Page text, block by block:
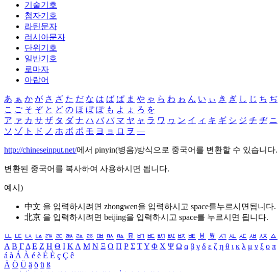
기술기호
첨자기호
라틴문자
러시아문자
단위기호
일반기호
로마자
아랍어
あ ぁ か が さ ざ た だ な は ば ぱ ま や ゃ ら わ ゎ ん い ぃ き ぎ し じ ち ぢ
こ ご そ ぞ と ど の ほ ぼ ぽ も よ ょ ろ を
ア ァ カ サ ザ タ ダ ナ ハ バ パ マ ヤ ャ ラ ワ ヮ ン イ ィ キ ギ シ ジ チ ヂ ニ
ソ ゾ ト ド ノ ホ ボ ポ モ ヨ ョ ロ ヲ ―
http://chineseinput.net/에서 pinyin(병음)방식으로 중국어를 변환할 수 있습니다.
변환된 중국어를 복사하여 사용하시면 됩니다.
예시)
中文 을 입력하시려면 zhongwen을 입력하시고 space를누르시면됩니다.
北京 을 입력하시려면 beijing을 입력하시고 space를 누르시면 됩니다.
ㅥ ㅦ ㅧ ㅨ ㅩ ㅪ ㅫ ㅬ ㅭ ㅮ ㅯ ㅰ ㅱ ㅲ ㅳ ㅴ ㅵ ㅶ ㅷ ㅸ ㅹ ㅺ ㅻ ㅼ ㅽ ㅾ ㅿ
Α Β ΓΔ Ε Ζ Η Θ Ι ΚΛ Μ Ν Ξ Ο Π Ρ Σ ΤΥ Φ Χ Ψ Ω α β γ δ ε ζ η θ ι κ λ μ ν ξ ο π
á à Á À é è É È ç Ç ê
Ä Ö Ü ä ö ü ß